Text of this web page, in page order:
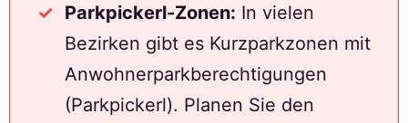
Parkpickerl-Zonen: In vielen
Bezirken gibt es Kurzparkzonen mit
Anwohnerparkberechtigungen
(Parkpickerl). Planen Sie den